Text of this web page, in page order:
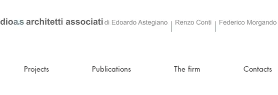
Projects Publications The firm Contacts